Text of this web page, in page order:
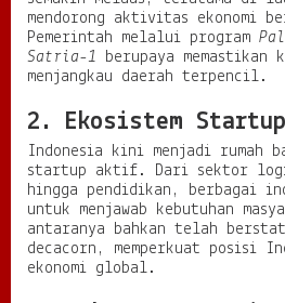
mendorong aktivitas ekonomi
Pemerintah melalui program
Satria-1 berupaya memastikan
menjangkau daerah terpencil.
2. Ekosistem
Indonesia kini menjadi rumah
startup aktif. Dari sektor
hingga pendidikan, berbagai
untuk menjawab kebutuhan
antaranya bahkan telah
decacorn, memperkuat posisi
ekonomi global.